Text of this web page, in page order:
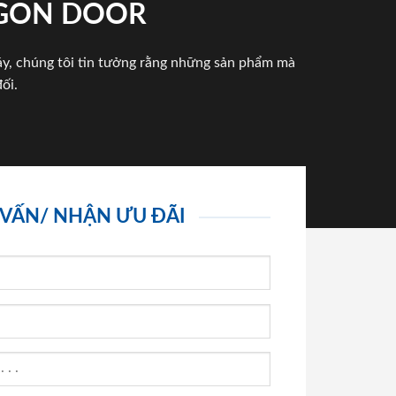
DOOR
chúng tôi tin tưởng rằng những sản phẩm mà
NHẬN ƯU ĐÃI